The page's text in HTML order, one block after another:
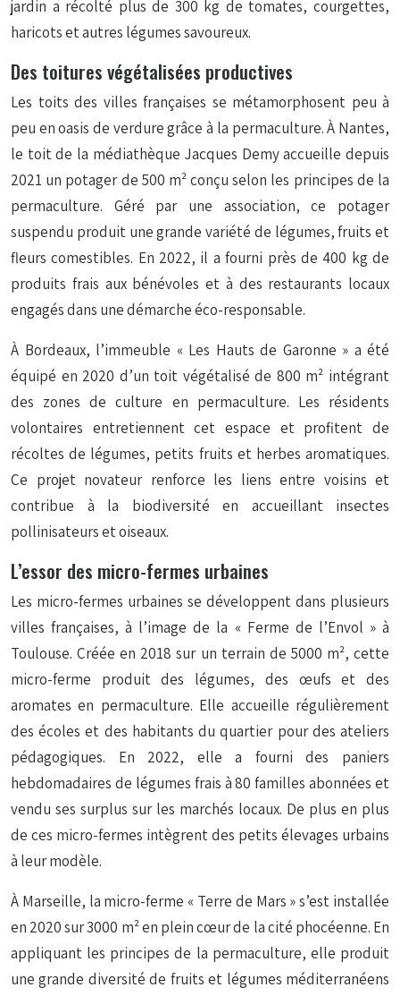
jardin a récolté plus de 300 kg de tomates, courgettes,
haricots et autres légumes savoureux.
Des toitures végétalisées productives
Les toits des villes françaises se métamorphosent peu à
peu en oasis de verdure grâce à la permaculture. À Nantes,
le toit de la médiathèque Jacques Demy accueille depuis
2021 un potager de 500 m² conçu selon les principes de la
permaculture. Géré par une association, ce potager
suspendu produit une grande variété de légumes, fruits et
fleurs comestibles. En 2022, il a fourni près de 400 kg de
produits frais aux bénévoles et à des restaurants locaux
engagés dans une démarche éco-responsable.
À Bordeaux, l’immeuble « Les Hauts de Garonne » a été
équipé en 2020 d’un toit végétalisé de 800 m² intégrant
des zones de culture en permaculture. Les résidents
volontaires entretiennent cet espace et profitent de
récoltes de légumes, petits fruits et herbes aromatiques.
Ce projet novateur renforce les liens entre voisins et
contribue à la biodiversité en accueillant insectes
pollinisateurs et oiseaux.
L’essor des micro-fermes urbaines
Les micro-fermes urbaines se développent dans plusieurs
villes françaises, à l’image de la « Ferme de l’Envol » à
Toulouse. Créée en 2018 sur un terrain de 5000 m², cette
micro-ferme produit des légumes, des œufs et des
aromates en permaculture. Elle accueille régulièrement
des écoles et des habitants du quartier pour des ateliers
pédagogiques. En 2022, elle a fourni des paniers
hebdomadaires de légumes frais à 80 familles abonnées et
vendu ses surplus sur les marchés locaux. De plus en plus
de ces micro-fermes intègrent des petits élevages urbains
à leur modèle.
À Marseille, la micro-ferme « Terre de Mars » s’est installée
en 2020 sur 3000 m² en plein cœur de la cité phocéenne. En
appliquant les principes de la permaculture, elle produit
une grande diversité de fruits et légumes méditerranéens